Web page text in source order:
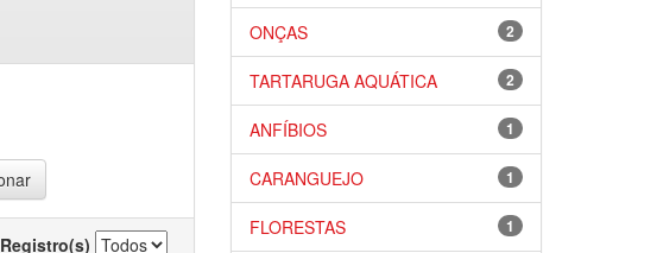
Registro(s)
2
ONÇAS
2
TARTARUGA AQUÁTICA
1
ANFÍBIOS
1
CARANGUEJO
1
FLORESTAS